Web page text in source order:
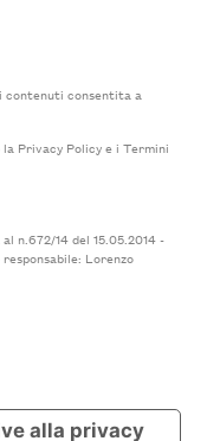
contenuti consentita a
la Privacy Policye i Termini
n.672/14 del 15.05.2014 -
Lorenzo
alla privacy